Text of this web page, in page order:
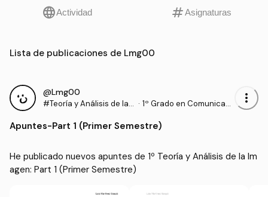
languageActividad tagAsignaturas
Lista de publicaciones de Lmg00
@Lmg00
#Teoría y Análisis de la I
· 1º Grado en Comunicaci
dia (UDG)
more_vert
Apuntes-Part 1 (Primer Semestre)
He publicado nuevos apuntes de 1º Teoría y Análisis de la Im
agen: Part 1 (Primer Semestre)